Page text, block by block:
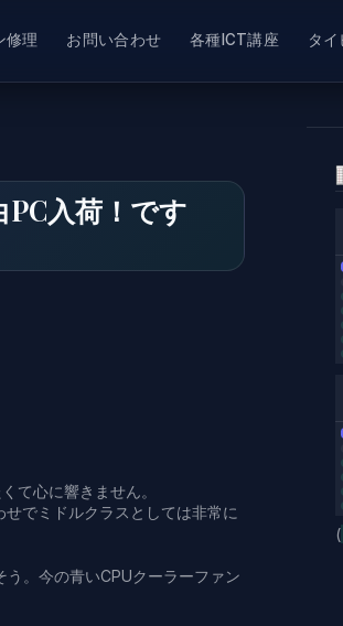
修理 お問い合わせ 各種ICT講座 タ
PC入荷！です
て心に響きません。
でミドルクラスとしては非常に
。今の青いCPUクーラーファン
(